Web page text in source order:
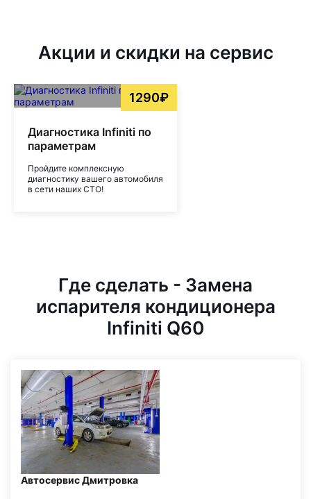
Акции и скидки на сервис
1290₽
Диагностика Infiniti по
параметрам
Пройдите комплексную
диагностику вашего автомобиля
в сети наших СТО!
Где сделать - Замена
испарителя кондиционера
Infiniti Q60
Автосервис Дмитровка